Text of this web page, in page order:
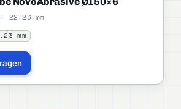
22.23 mm
mm